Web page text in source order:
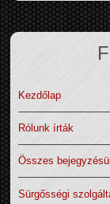
Kezdőlap
Rólunk írták
Összes
Sürgősségi